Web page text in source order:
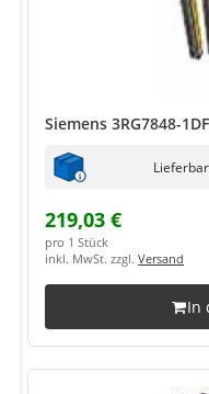
Siemens 3RG7848-1DF
219,03 €
pro 1 Stück
inkl. MwSt. zzgl. Versand
In